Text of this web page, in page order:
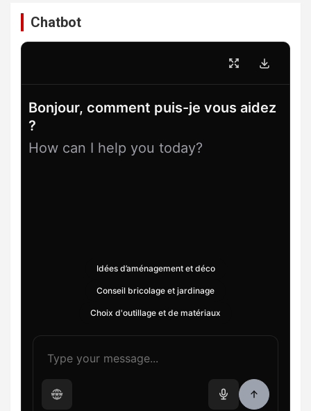
Chatbot
Bonjour, comment puis-je vous aidez
?
How can I help you today?
Idées d’aménagement et déco
Conseil bricolage et jardinage
Choix d'outillage et de matériaux